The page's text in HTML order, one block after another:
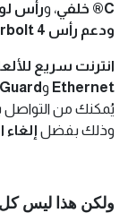
C® خلفي ، و
ودعم رأس Thunderbolt 4™
انترنت سريع
Ethernet و
يُمكنك من
وذلك بفضل إلغاء
ولكن هذا ليس